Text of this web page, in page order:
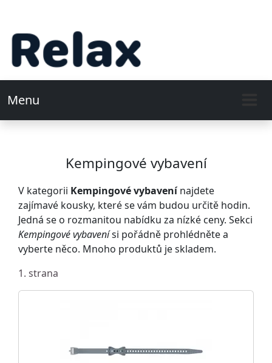
Menu
Kempingové vybavení
V kategorii Kempingové vybavenínajdete
zajímavé kousky, které se vám budou určitě hodin.
Jedná se o rozmanitou nabídku za nízké ceny. Sekci
Kempingové vybavenísi pořádně prohlédněte a
vyberte něco. Mnoho produktů je skladem.
1. strana